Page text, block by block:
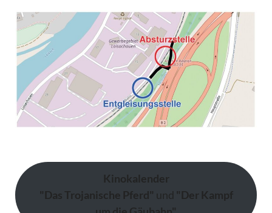
Kinokalender
"Das Trojanische Pferd" und "Der Kampf